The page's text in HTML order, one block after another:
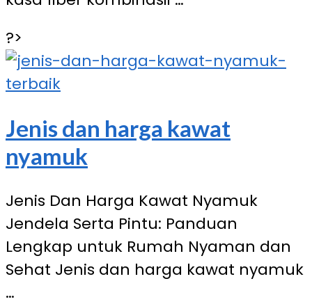
?>
Jenis dan harga kawat
nyamuk
Jenis Dan Harga Kawat Nyamuk
Jendela Serta Pintu: Panduan
Lengkap untuk Rumah Nyaman dan
Sehat Jenis dan harga kawat nyamuk
…